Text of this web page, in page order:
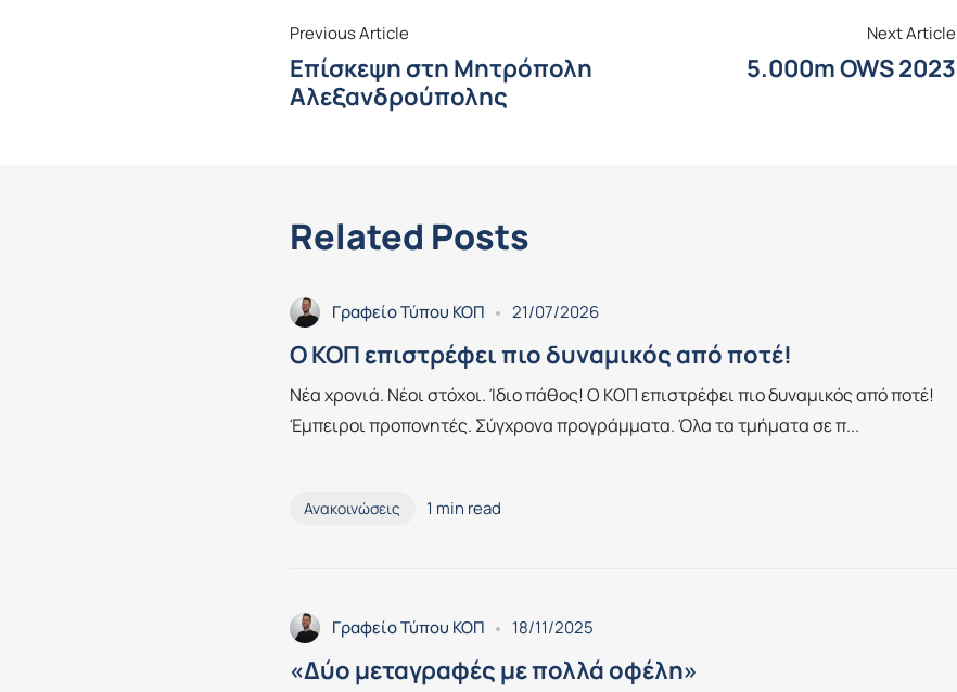
Previous Article
Επίσκεψη στη Μητρόπολη
Αλεξανδρούπολης
Next Article
5.000m OWS 2023
Related Posts
Γραφείο Τύπου ΚΟΠ 21/07/2026
Ο ΚΟΠ επιστρέφει πιο δυναμικός από ποτέ!
Νέα χρονιά. Νέοι στόχοι. Ίδιο πάθος! Ο ΚΟΠ επιστρέφει πιο δυναμικός από ποτέ!
Έμπειροι προπονητές. Σύγχρονα προγράμματα. Όλα τα τμήματα σε π...
Ανακοινώσεις 1 min read
Γραφείο Τύπου ΚΟΠ 18/11/2025
«Δύο μεταγραφές με πολλά οφέλη»